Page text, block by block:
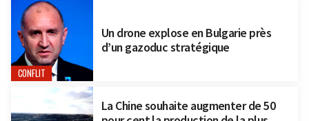
CONFLIT
Un drone explose en Bulgarie près
d’un gazoduc stratégique
La Chine souhaite augmenter de 50